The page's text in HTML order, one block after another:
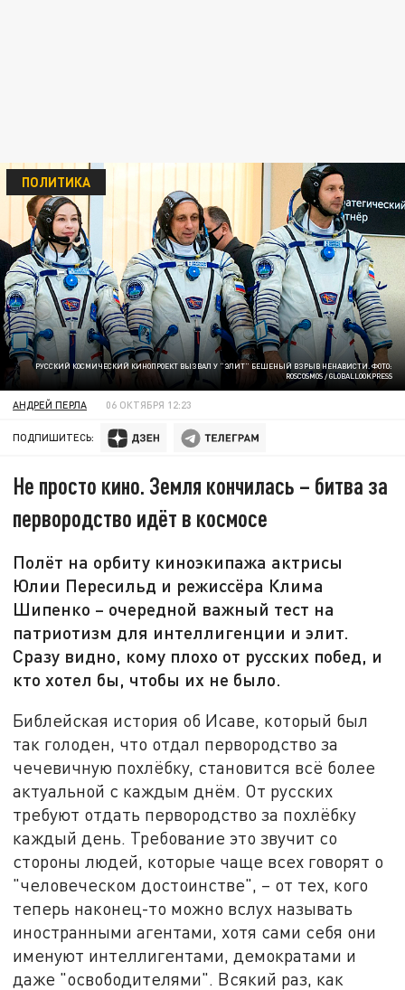
РУССКИЙ КОСМИЧЕСКИЙ КИНОПРОЕКТ ВЫЗВАЛ У "ЭЛИТ" БЕШЕНЫЙ ВЗРЫВ НЕНАВИСТИ. ФОТО:
ROSCOSMOS / GLOBALLOOKPRESS
ПОЛИТИКА
АНДРЕЙ ПЕРЛА 06 ОКТЯБРЯ 12:23
ПОДПИШИТЕСЬ:
Не просто кино. Земля кончилась – битва за
первородство идёт в космосе
Полёт на орбиту киноэкипажа актрисы
Юлии Пересильд и режиссёра Клима
Шипенко – очередной важный тест на
патриотизм для интеллигенции и элит.
Сразу видно, кому плохо от русских побед, и
кто хотел бы, чтобы их не было.
Библейская история об Исаве, который был
так голоден, что отдал первородство за
чечевичную похлёбку, становится всё более
актуальной с каждым днём. От русских
требуют отдать первородство за похлёбку
каждый день. Требование это звучит со
стороны людей, которые чаще всех говорят о
"человеческом достоинстве", – от тех, кого
теперь наконец-то можно вслух называть
иностранными агентами, хотя сами себя они
именуют интеллигентами, демократами и
даже "освободителями". Всякий раз, как